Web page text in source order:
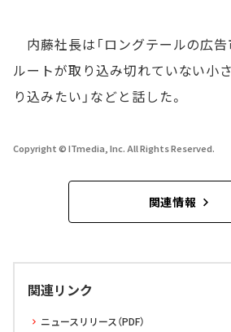
内藤社長は「ロングテールの広
ルートが取り込み切れていない小
り込みたい」などと話した。
Copyright © ITmedia, Inc. All Rights Reserved.
関連情報
関連リンク
ニュースリリース（PDF）